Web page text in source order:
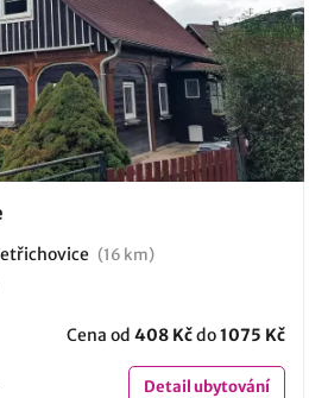
(16 km)
Cena od 408 Kčdo1075 Kč
Detailubytování